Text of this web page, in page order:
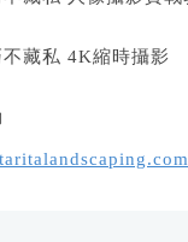
不藏私 4K縮時攝影